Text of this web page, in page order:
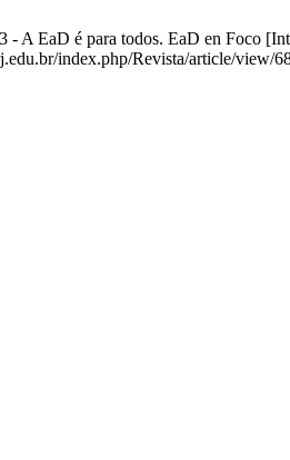
A EaD é para todos. EaD en Foco
index.php/Revista/article/view/